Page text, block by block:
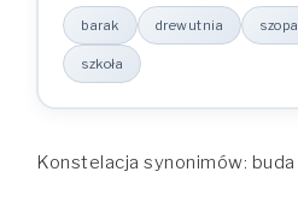
barak drewutnia szopa
szkoła
Konstelacja synonimów: buda